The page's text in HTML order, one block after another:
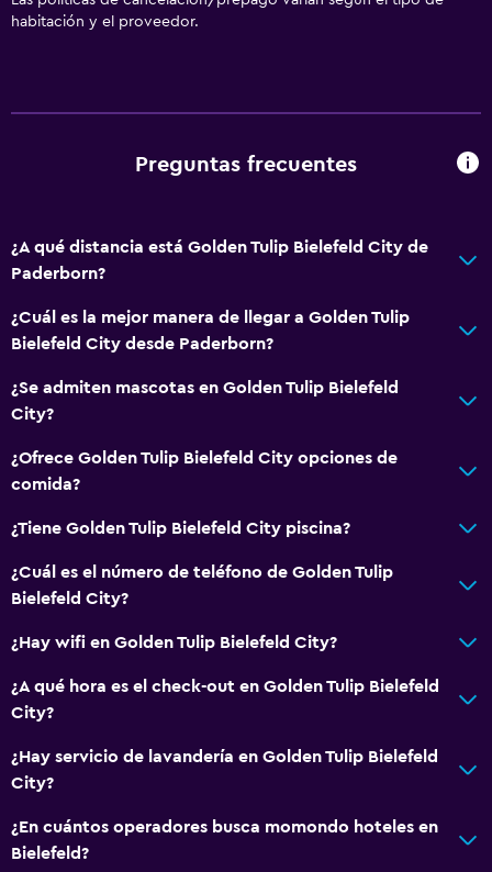
habitación y el proveedor.
Preguntas frecuentes
¿A qué distancia está Golden Tulip Bielefeld City de
Paderborn?
¿Cuál es la mejor manera de llegar a Golden Tulip
Bielefeld City desde Paderborn?
¿Se admiten mascotas en Golden Tulip Bielefeld
City?
¿Ofrece Golden Tulip Bielefeld City opciones de
comida?
¿Tiene Golden Tulip Bielefeld City piscina?
¿Cuál es el número de teléfono de Golden Tulip
Bielefeld City?
¿Hay wifi en Golden Tulip Bielefeld City?
¿A qué hora es el check-out en Golden Tulip Bielefeld
City?
¿Hay servicio de lavandería en Golden Tulip Bielefeld
City?
¿En cuántos operadores busca momondo hoteles en
Bielefeld?